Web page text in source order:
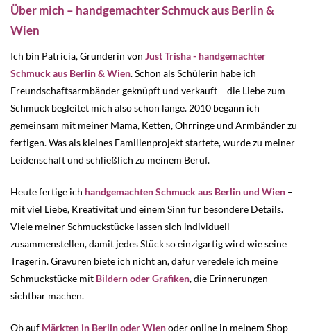
Über mich – handgemachter Schmuck aus Berlin &
Wien
Ich bin Patricia, Gründerin von Just Trisha - handgemachter
Schmuck aus Berlin & Wien. Schon als Schülerin habe ich
Freundschaftsarmbänder geknüpft und verkauft – die Liebe zum
Schmuck begleitet mich also schon lange. 2010 begann ich
gemeinsam mit meiner Mama, Ketten, Ohrringe und Armbänder zu
fertigen. Was als kleines Familienprojekt startete, wurde zu meiner
Leidenschaft und schließlich zu meinem Beruf.
Heute fertige ich handgemachten Schmuck aus Berlin und Wien –
mit viel Liebe, Kreativität und einem Sinn für besondere Details.
Viele meiner Schmuckstücke lassen sich individuell
zusammenstellen, damit jedes Stück so einzigartig wird wie seine
Trägerin. Gravuren biete ich nicht an, dafür veredele ich meine
Schmuckstücke mit Bildern oder Grafiken, die Erinnerungen
sichtbar machen.
Ob auf Märkten in Berlin oder Wienoder online in meinem Shop –